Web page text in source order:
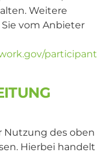
Weitere
vom Anbieter
participant
Nutzung des oben
Hierbei handelt